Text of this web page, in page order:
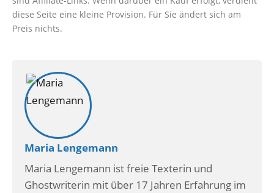
diese Seite eine kleine Provision. Für Sie ändert sich am
Preis nichts.
Maria Lengemann
Maria Lengemann ist freie Texterin und
Ghostwriterin mit über 17 Jahren Erfahrung im